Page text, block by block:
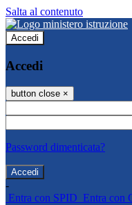
Salta al contenuto
Accedi
Accedi
button close ×
Password dimenticata?
-
Entra con SPID Entra con